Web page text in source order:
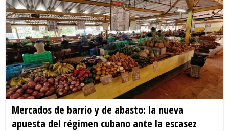
Mercados de barrio y de abasto: la nueva
apuesta del régimen cubano ante la escasez